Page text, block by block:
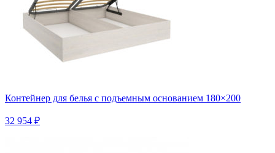
Контейнер для белья с подъемным основанием 180×200
32 954 ₽